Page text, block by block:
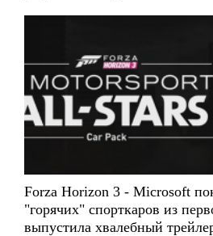
Forza Horizon 3 - Microsoft
"горячих" спорткаров из
выпустила хвалебный